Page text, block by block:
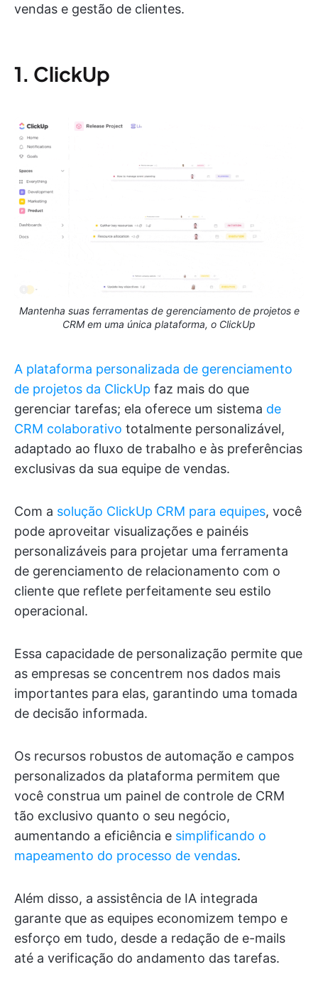
vendas e gestão de clientes.
1. ClickUp
Mantenha suas ferramentas de gerenciamento de projetos e
CRM em uma única plataforma, o ClickUp
A plataforma personalizada de gerenciamento
de projetos da ClickUp faz mais do que
gerenciar tarefas; ela oferece um sistema de
CRM colaborativo totalmente personalizável,
adaptado ao fluxo de trabalho e às preferências
exclusivas da sua equipe de vendas.
Com a solução ClickUp CRM para equipes, você
pode aproveitar visualizações e painéis
personalizáveis para projetar uma ferramenta
de gerenciamento de relacionamento com o
cliente que reflete perfeitamente seu estilo
operacional.
Essa capacidade de personalização permite que
as empresas se concentrem nos dados mais
importantes para elas, garantindo uma tomada
de decisão informada.
Os recursos robustos de automação e campos
personalizados da plataforma permitem que
você construa um painel de controle de CRM
tão exclusivo quanto o seu negócio,
aumentando a eficiência e simplificando o
mapeamento do processo de vendas.
Além disso, a assistência de IA integrada
garante que as equipes economizem tempo e
esforço em tudo, desde a redação de e-mails
até a verificação do andamento das tarefas.